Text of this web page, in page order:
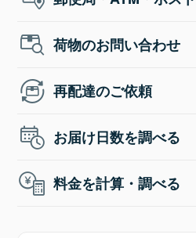
荷物のお問い合わせ
再配達のご依頼
お届け日数を調べる
料金を計算・調べる